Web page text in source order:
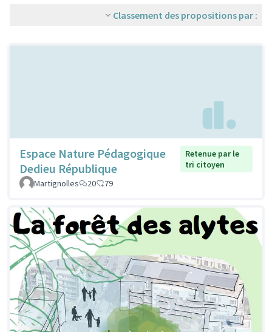
Classement des propositions par :
Espace Nature Pédagogique
Dedieu République
Retenue par le
tri citoyen
Martignolles
20 79